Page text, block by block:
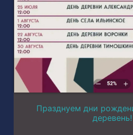
Празднуем дни
деревень!